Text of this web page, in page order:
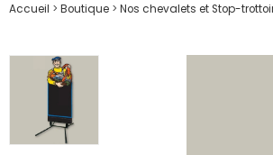
Accueil > Boutique > Nos chevalets et Stop-